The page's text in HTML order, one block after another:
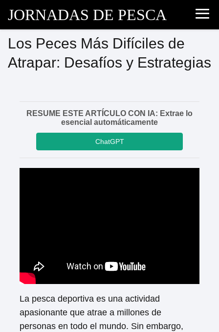
JORNADAS DE PESCA
Los Peces Más Difíciles de
Atrapar: Desafíos y Estrategias
RESUME ESTE ARTÍCULO CON IA: Extrae lo
esencial automáticamente
ChatGPT
La pesca deportiva es una actividad
apasionante que atrae a millones de
personas en todo el mundo. Sin embargo,